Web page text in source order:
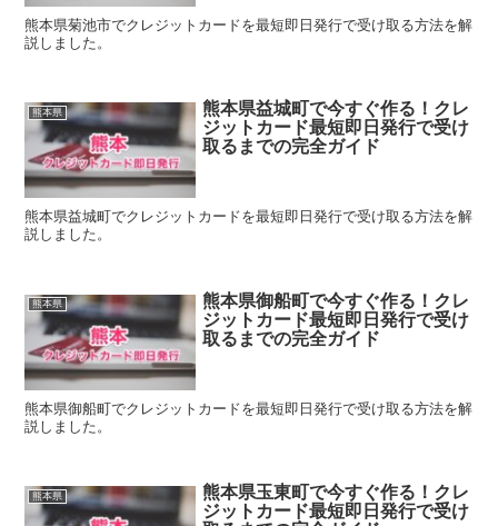
熊本県菊池市でクレジットカードを最短即日発行で受け取る方法を解
説しました。
熊本県
熊本県益城町で今すぐ作る！クレ
ジットカード最短即日発行で受け
取るまでの完全ガイド
熊本県益城町でクレジットカードを最短即日発行で受け取る方法を解
説しました。
熊本県
熊本県御船町で今すぐ作る！クレ
ジットカード最短即日発行で受け
取るまでの完全ガイド
熊本県御船町でクレジットカードを最短即日発行で受け取る方法を解
説しました。
熊本県
熊本県玉東町で今すぐ作る！クレ
ジットカード最短即日発行で受け